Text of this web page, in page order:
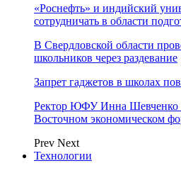
«Роснефть» и индийский
сотрудничать в области
В Свердловской области
школьников через раздевание
Запрет гаджетов в школах
Ректор ЮФУ Инна Шевченко
Восточном экономическом
Prev Next
Технологии